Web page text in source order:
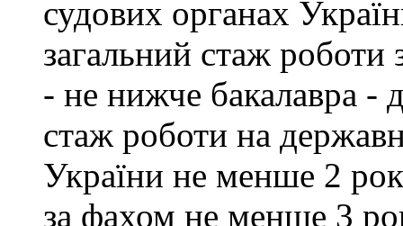
судових органах
загальний стаж
- не нижче бакалавра -
стаж роботи на
України не менше 2
за фахом не менше 3